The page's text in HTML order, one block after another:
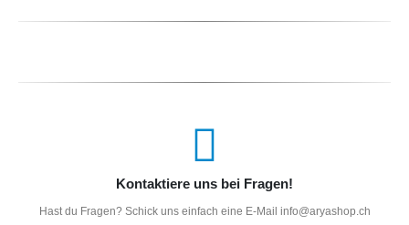
Kontaktiere uns bei Fragen!
Hast du Fragen? Schick uns einfach eine E-Mail info@aryashop.ch